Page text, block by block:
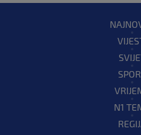
N1